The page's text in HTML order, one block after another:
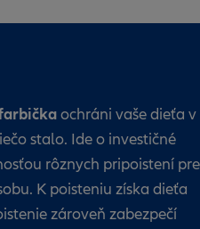
ochráni vaše dieťa v
stalo. Ide o investičné
rôznych pripoistení pre
K poisteniu získa dieťa
zároveň zabezpečí